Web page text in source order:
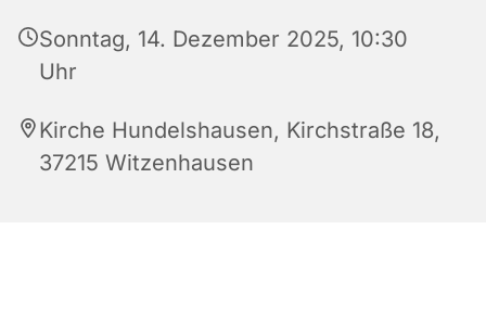
Sonntag, 14. Dezember 2025, 10:30
Uhr
Kirche Hundelshausen, Kirchstraße 18,
37215 Witzenhausen